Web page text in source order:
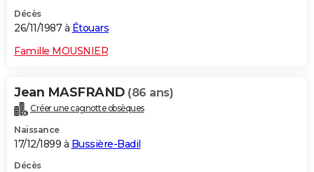
Décès
26/11/1987 à Étouars
Famille MOUSNIER
Jean MASFRAND (86 ans)
Créer une cagnotte obsèques
Naissance
17/12/1899 à Bussière-Badil
Décès